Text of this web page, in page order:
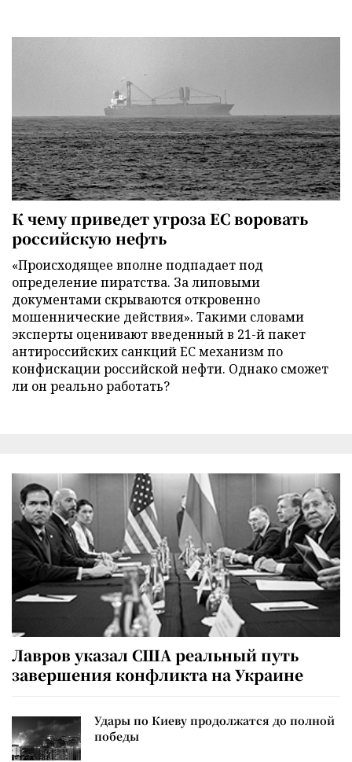
К чему приведет угроза ЕС воровать
российскую нефть
«Происходящее вполне подпадает под
определение пиратства. За липовыми
документами скрываются откровенно
мошеннические действия». Такими словами
эксперты оценивают введенный в 21-й пакет
антироссийских санкций ЕС механизм по
конфискации российской нефти. Однако сможет
ли он реально работать?
Лавров указал США реальный путь
завершения конфликта на Украине
Удары по Киеву продолжатся до полной
победы